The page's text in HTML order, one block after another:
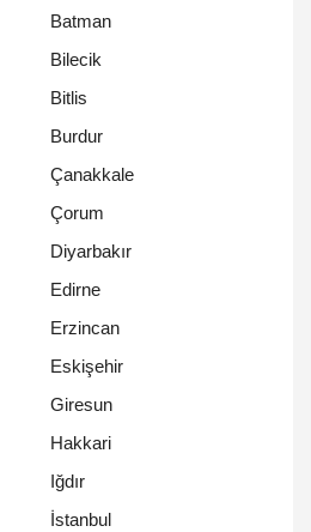
Batman
Bilecik
Bitlis
Burdur
Çanakkale
Çorum
Diyarbakır
Edirne
Erzincan
Eskişehir
Giresun
Hakkari
Iğdır
İstanbul